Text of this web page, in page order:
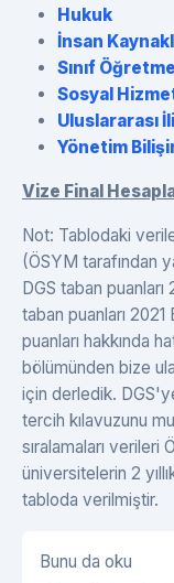
Hukuk
İnsan
Sınıf
Sosyal
Uluslararası
Yönetim
Vize Final
Not: Tablodaki
(ÖSYM tarafından
DGS taban
taban puanları 2021
puanları hakkında
bölümünden bize
için derledik.
tercih kılavuzunu
sıralamaları verileri
üniversitelerin 2
tabloda verilmiştir.
Bunu da oku